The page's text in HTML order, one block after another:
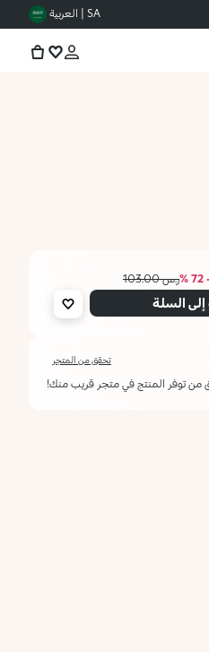
SA | العربية
- ر.س 103.00
السلة
تحقق من المتجر
من توفر المنتج في متجر قريب منك!